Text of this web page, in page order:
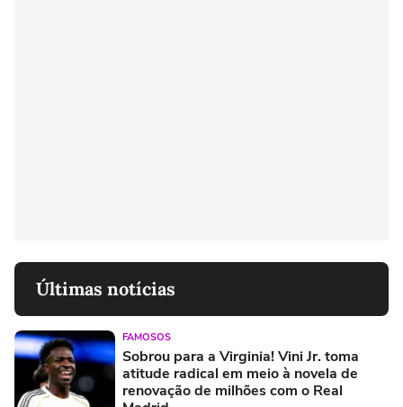
Últimas notícias
FAMOSOS
Sobrou para a Virginia! Vini Jr. toma
atitude radical em meio à novela de
renovação de milhões com o Real